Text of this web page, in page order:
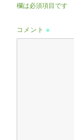
欄は必須項目です
コメント※